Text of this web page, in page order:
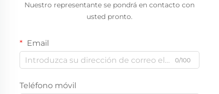
Nuestro representante se pondrá en contacto con
usted pronto.
Email
0/100
Teléfono móvil